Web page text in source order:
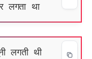
लगता था
लगती थी